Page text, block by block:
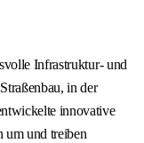
Infrastruktur‑ und
in der
innovative
um und treiben